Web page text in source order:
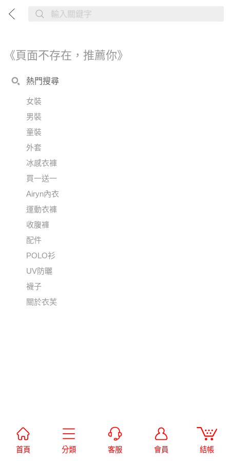
首頁 分類 客服 會員 結帳
《頁面不存在，推薦你》
熱門搜尋
女裝
男裝
童裝
外套
冰感衣褲
買一送一
Airyn內衣
運動衣褲
收腹褲
配件
POLO衫
UV防曬
襪子
關於衣芙